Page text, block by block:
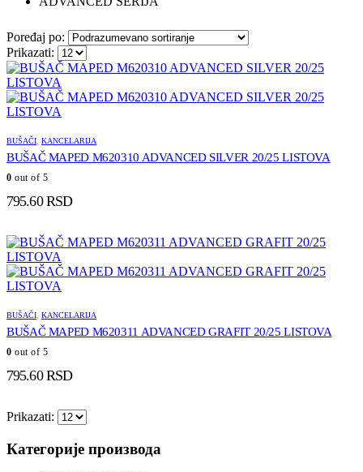
Poređaj po:
Prikazati:
BUŠAČI KANCELARIJA
BUŠAČ MAPED M620310 ADVANCED SILVER 20/25 LISTOVA
0 out of 5
795.60RSD
BUŠAČI KANCELARIJA
BUŠAČ MAPED M620311 ADVANCED GRAFIT 20/25 LISTOVA
0 out of 5
795.60RSD
Prikazati:
Категорије производа